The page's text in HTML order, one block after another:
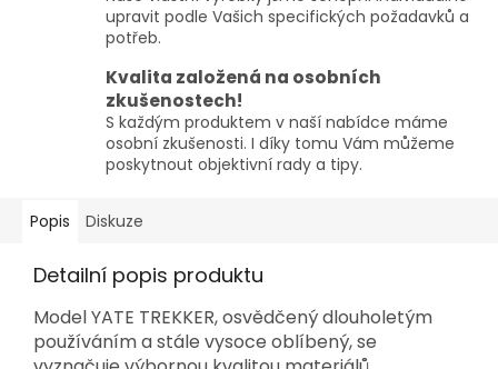
upravit podle Vašich specifických požadavků a
potřeb.
Kvalita založená na osobních
zkušenostech!
S každým produktem v naší nabídce máme
osobní zkušenosti. I díky tomu Vám můžeme
poskytnout objektivní rady a tipy.
Popis Diskuze
Detailní popis produktu
Model YATE TREKKER, osvědčený dlouholetým
používáním a stále vysoce oblíbený, se